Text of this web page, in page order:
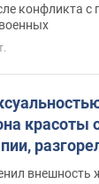
конфликта с
внешность